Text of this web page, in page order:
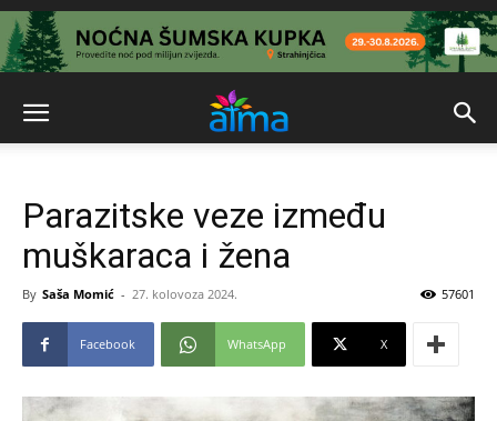
Parazitske veze između
muškaraca i žena
By Saša Momić - 27. kolovoza 2024. 57601
Facebook WhatsApp X